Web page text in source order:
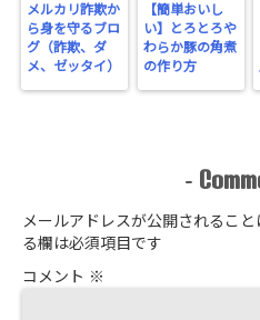
メルカリ詐欺か
ら身を守るブロ
グ（詐欺、ダ
メ、ゼッタイ）
【簡単おいし
い】とろとろや
わらか豚の角煮
の作り方
-
メールアドレスが公開されること
る欄は必須項目です
コメント ※